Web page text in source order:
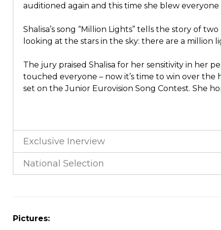
auditioned again and this time she blew
Shalisa’s song “Million Lights” tells the story of
looking at the stars in the sky: there are a
The jury praised Shalisa for her sensitivity in her
touched everyone – now it’s time to win over
set on the Junior Eurovision Song Contest. She
Exclusive Inerview
National Selection
Pictures: